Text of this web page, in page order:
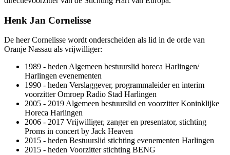
Henk Jan Cornelisse
De heer Cornelisse wordt onderscheiden als lid in de orde van
Oranje Nassau als vrijwilliger:
1989 - heden Algemeen bestuurslid horeca Harlingen/
Harlingen evenementen
1990 - heden Verslaggever, programmaleider en interim
voorzitter Omroep Radio Stad Harlingen
2005 - 2019 Algemeen bestuurslid en voorzitter Koninklijke
Horeca Harlingen
2006 - 2017 Vrijwilliger, zanger en presentator, stichting
Proms in concert by Jack Heaven
2015 - heden Bestuurslid stichting evenementen Harlingen
2015 - heden Voorzitter stichting BENG